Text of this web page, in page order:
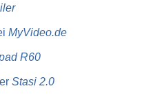
MyVideo.de
R60
Stasi 2.0